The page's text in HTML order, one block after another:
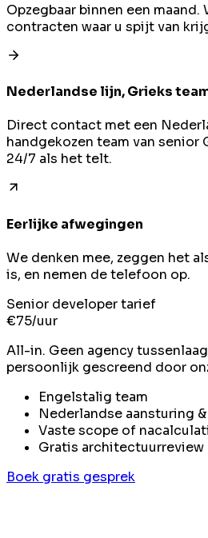
Opzegbaar binnen een maand.
contracten waar u spijt van
Nederlandse lijn, Grieks
Direct contact met een
handgekozen team van senior
24/7 als het telt.
Eerlijke afwegingen
We denken mee, zeggen het
is, en nemen de telefoon op.
Senior developer tarief
€75/uur
All-in. Geen agency
persoonlijk gescreend door
Engelstalig team
Nederlandse aansturing
Vaste scope of
Gratis architectuurreview
Boek gratis gesprek